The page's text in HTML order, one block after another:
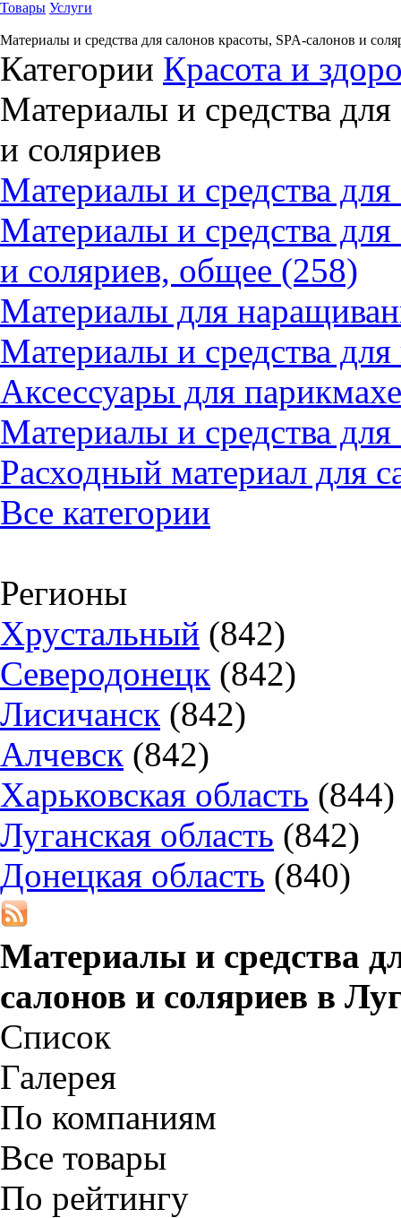
Товары Услуги
Материалы и средства для салонов красоты, SPA-салонов и
Категории Красота и
Материалы и средства
и соляриев
Материалы и средства
Материалы и средства
и соляриев, общее (258)
Материалы для
Материалы и средства
Аксессуары для
Материалы и средства
Расходный материал для
Все категории
Регионы
Хрустальный (842)
Северодонецк (842)
Лисичанск (842)
Алчевск (842)
Харьковская область (844)
Луганская область (842)
Донецкая область (840)
Материалы и средства
салонов и соляриев в
Список
Галерея
По компаниям
Все товары
По рейтингу